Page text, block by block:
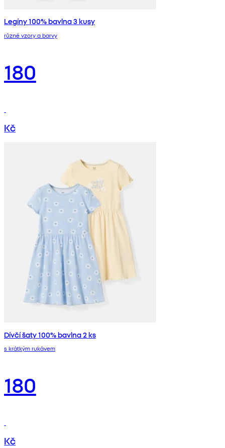
Legíny 100% bavlna 3 kusy
různé vzory a barvy
180
Kč
Dívčí šaty 100% bavlna 2 ks
s krátkým rukávem
180
Kč